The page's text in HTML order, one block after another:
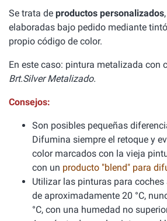
Se trata de productos personalizados
elaboradas bajo pedido mediante
propio código de color.
En este caso: pintura metalizada con
Brt.Silver Metalizado.
Consejos:
Son posibles pequeñas
Difumina siempre el retoque y
color marcados con la vieja
con un producto "blend" para
Utilizar las pinturas para
de aproximadamente 20 °C,
°C, con una humedad no